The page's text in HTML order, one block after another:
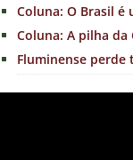
Coluna: O Brasil é
Coluna: A pilha
Fluminense